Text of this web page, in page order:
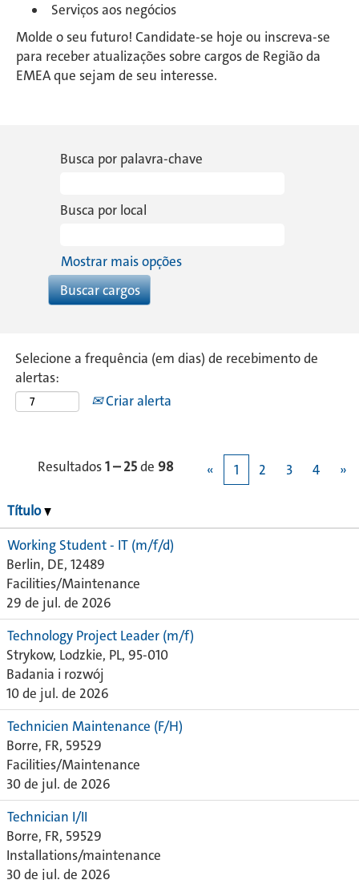
Serviços aos negócios
Molde o seu futuro! Candidate-se hoje ou inscreva-se
para receber atualizações sobre cargos de Região da
EMEA que sejam de seu interesse.
Busca por palavra-chave
Busca por local
Mostrar mais opções
Selecione a frequência (em dias) de recebimento de
alertas:
Criar alerta
Resultados1 – 25de 98 « 1 2 3 4 »
Título
Working Student - IT (m/f/d)
Berlin, DE, 12489
Facilities/Maintenance
29 de jul. de 2026
Technology Project Leader (m/f)
Strykow, Lodzkie, PL, 95-010
Badania i rozwój
10 de jul. de 2026
Technicien Maintenance (F/H)
Borre, FR, 59529
Facilities/Maintenance
30 de jul. de 2026
Technician I/II
Borre, FR, 59529
Installations/maintenance
30 de jul. de 2026